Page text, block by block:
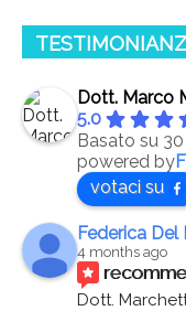
Dott. Marco
5.0
Basato su
powered by
votaci su
Federica
4 months ago
Dott.